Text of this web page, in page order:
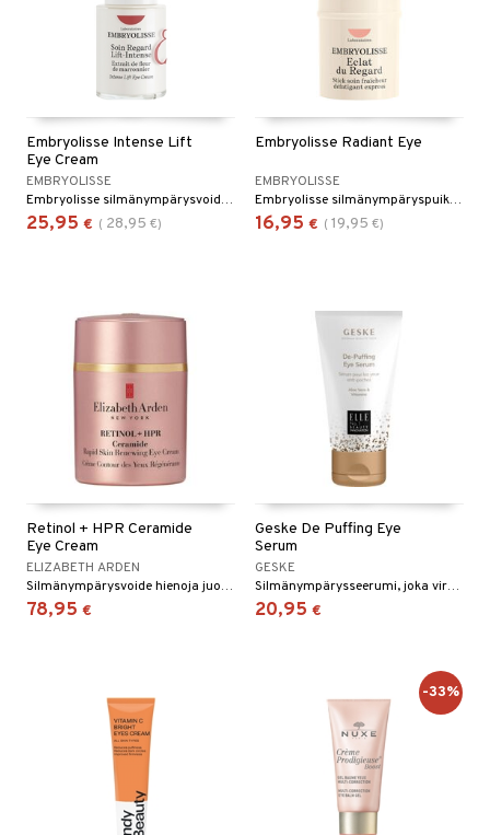
Embryolisse Intense Lift
Eye Cream
EMBRYOLISSE
Embryolisse silmänympärysvoide hienoja juonteita ja ryppyjä vastaan
25,95 € ( 28,95 €)
Embryolisse Radiant Eye
EMBRYOLISSE
Embryolisse silmänympäryspuikko valaisevalla teholla silmäpusseja ja tummia silmänalusia vastaan
16,95 € ( 19,95 €)
Retinol + HPR Ceramide
Eye Cream
ELIZABETH ARDEN
Silmänympärysvoide hienoja juonteita, harakanvarpaita ja tummia silmänalusia vastaan.
78,95 €
Geske De Puffing Eye
Serum
GESKE
Silmänympärysseerumi, joka virkistää ja vähentää turvotusta.
20,95 €
-33%